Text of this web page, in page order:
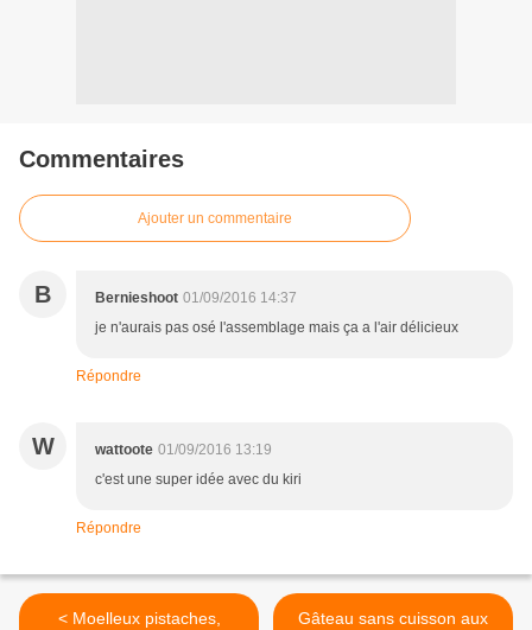
Commentaires
Ajouter un commentaire
B Bernieshoot 01/09/2016 14:37
je n'aurais pas osé l'assemblage mais ça a l'air délicieux
Répondre
W wattoote 01/09/2016 13:19
c'est une super idée avec du kiri
Répondre
< Moelleux pistaches,
Gâteau sans cuisson aux